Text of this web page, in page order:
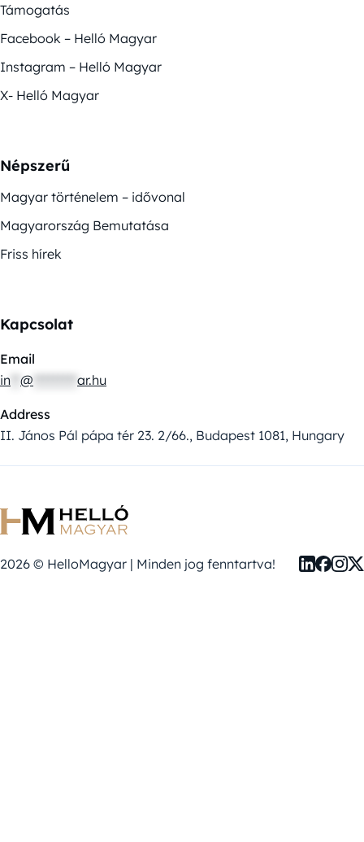
Támogatás
Facebook – Helló Magyar
Instagram – Helló Magyar
X- Helló Magyar
Népszerű
Magyar történelem – idővonal
Magyarország Bemutatása
Friss hírek
Kapcsolat
Email
in @ ar.hu
Address
II. János Pál pápa tér 23. 2/66., Budapest 1081, Hungary
2026 © HelloMagyar | Minden jog fenntartva!